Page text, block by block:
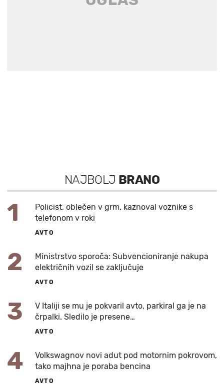
NAJBOLJ BRANO
1
Policist, oblečen v grm, kaznoval voznike s
telefonom v roki
AVTO
2
Ministrstvo sporoča: Subvencioniranje nakupa
električnih vozil se zaključuje
AVTO
3
V Italiji se mu je pokvaril avto, parkiral ga je na
črpalki. Sledilo je presene…
AVTO
4
Volkswagnov novi adut pod motornim pokrovom,
tako majhna je poraba bencina
AVTO